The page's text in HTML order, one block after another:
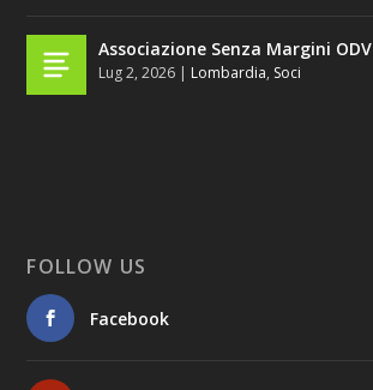
Associazione Senza Margini ODV
Lug 2, 2026 | Lombardia, Soci
FOLLOW US
Facebook